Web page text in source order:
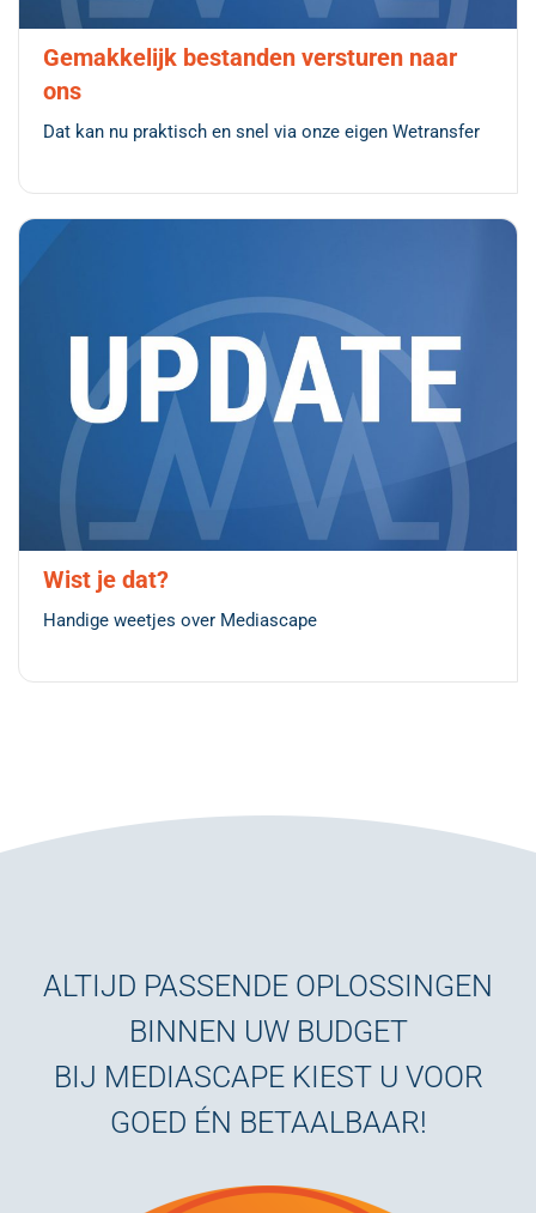
Gemakkelijk bestanden versturen naar
ons
Dat kan nu praktisch en snel via onze eigen Wetransfer
Wist je dat?
Handige weetjes over Mediascape
ALTIJD PASSENDE OPLOSSINGEN
BINNEN UW BUDGET
BIJ MEDIASCAPE KIEST U VOOR
GOED ÉN BETAALBAAR!